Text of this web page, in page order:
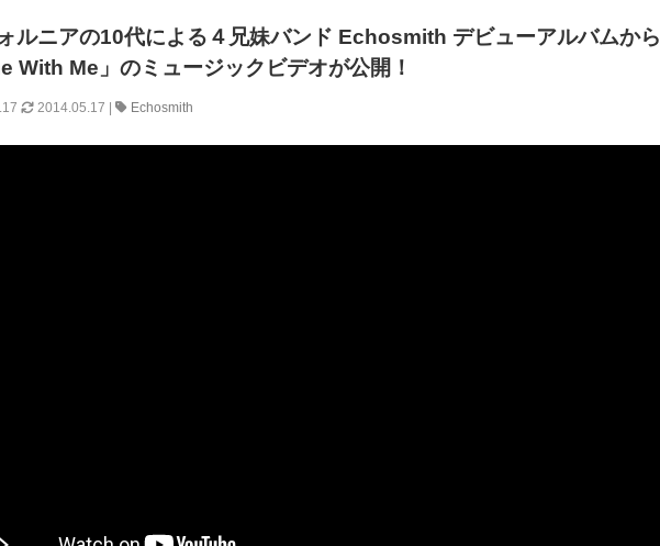
ルニアの10代による４兄妹バンド Echosmith デビューアルバムから
With Me」のミュージックビデオが公開！
2014.05.17 | Echosmith